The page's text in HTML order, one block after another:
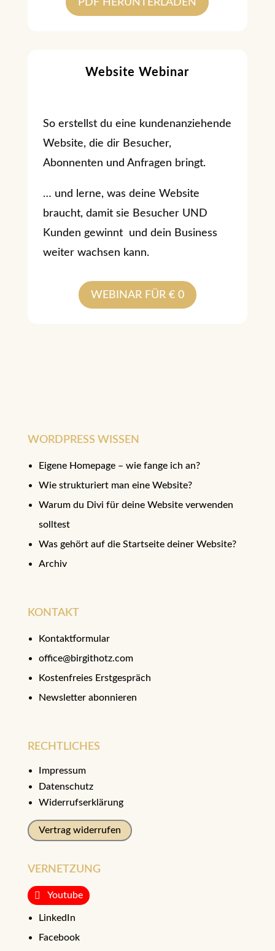
PDF HERUNTERLADEN
Website Webinar
So erstellst du eine kundenanziehende
Website, die dir Besucher,
Abonnenten und Anfragen bringt.
… und lerne, was deine Website
braucht, damit sie Besucher UND
Kunden gewinnt und dein Business
weiter wachsen kann.
WEBINAR FÜR € 0
WORDPRESS WISSEN
Eigene Homepage – wie fange ich an?
Wie strukturiert man eine Website?
Warum du Divi für deine Website verwenden
solltest
Was gehört auf die Startseite deiner Website?
Archiv
KONTAKT
Kontaktformular
office@birgithotz.com
Kostenfreies Erstgespräch
Newsletter abonnieren
RECHTLICHES
Impressum
Datenschutz
Widerrufserklärung
Vertrag widerrufen
VERNETZUNG
Youtube
LinkedIn
Facebook